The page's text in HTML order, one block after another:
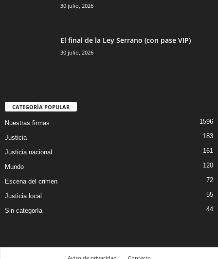
30 julio, 2026
El final de la Ley Serrano (con pase VIP)
30 julio, 2026
CATEGORÍA POPULAR
Nuestras firmas 1596
Justicia 183
Justicia nacional 161
Mundo 120
Escena del crimen 72
Justicia local 55
Sin categoría 44